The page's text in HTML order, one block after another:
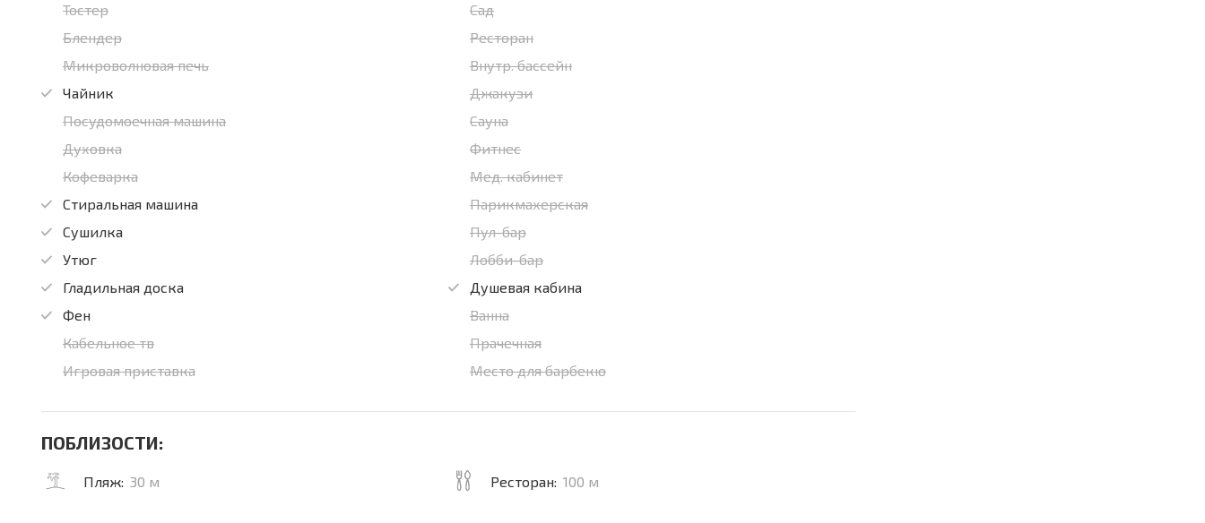
Тостер
Блендер
Микроволновая печь
Чайник
Посудомоечная машина
Духовка
Кофеварка
Стиральная машина
Сушилка
Утюг
Гладильная доска
Фен
Кабельное тв
Игровая приставка
Сад
Ресторан
Внутр. бассейн
Джакузи
Сауна
Фитнес
Мед. кабинет
Парикмахерская
Пул-бар
Лобби-бар
Душевая кабина
Ванна
Прачечная
Место для барбекю
ПОБЛИЗОСТИ:
Пляж: 30 м Ресторан: 100 м